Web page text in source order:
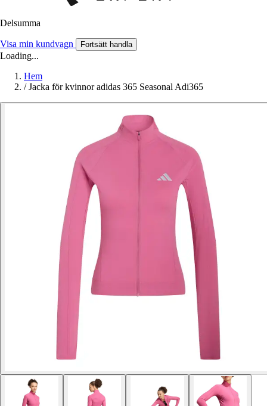
Delsumma
Visa min kundvagn Fortsätt handla
Loading...
Hem
/ Jacka för kvinnor adidas 365 Seasonal Adi365